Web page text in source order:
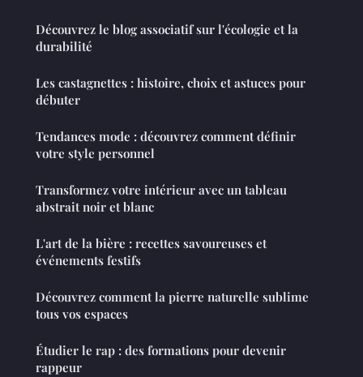
Découvrez le blog associatif sur l'écologie et la
durabilité
Les castagnettes : histoire, choix et astuces pour
débuter
Tendances mode : découvrez comment définir
votre style personnel
Transformez votre intérieur avec un tableau
abstrait noir et blanc
L'art de la bière : recettes savoureuses et
événements festifs
Découvrez comment la pierre naturelle sublime
tous vos espaces
Étudier le rap : des formations pour devenir
rappeur